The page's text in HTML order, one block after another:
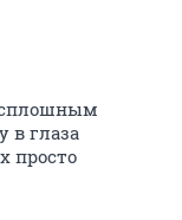
сплошным
в глаза
просто